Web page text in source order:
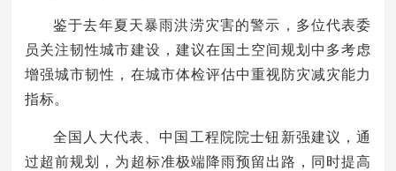
鉴于去年夏天暴雨洪涝灾害的警示，多位代表委
员关注韧性城市建设，建议在国土空间规划中多考虑
增强城市韧性，在城市体检评估中重视防灾减灾能力
指标。
全国人大代表、中国工程院院士钮新强建议，通
过超前规划，为超标准极端降雨预留出路，同时提高